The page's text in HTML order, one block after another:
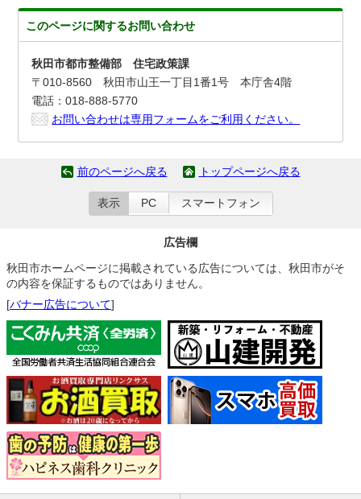
このページに関するお問い合わせ
秋田市都市整備部 住宅政策課
〒010-8560 秋田市山王一丁目1番1号 本庁舎4階
電話：018-888-5770
お問い合わせは専用フォームをご利用ください。
前のページへ戻る トップページへ戻る
表示 PC スマートフォン
広告欄
秋田市ホームページに掲載されている広告については、秋田市がそ
の内容を保証するものではありません。
[バナー広告について]